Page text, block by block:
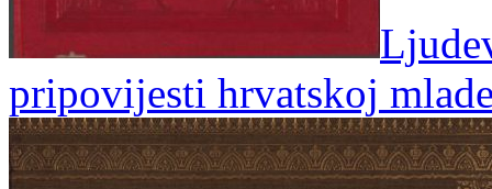
pripovijesti hrvatskoj